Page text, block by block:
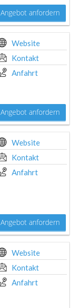
Angebot anfordern
Website
Kontakt
Anfahrt
Angebot anfordern
Website
Kontakt
Anfahrt
Angebot anfordern
Website
Kontakt
Anfahrt